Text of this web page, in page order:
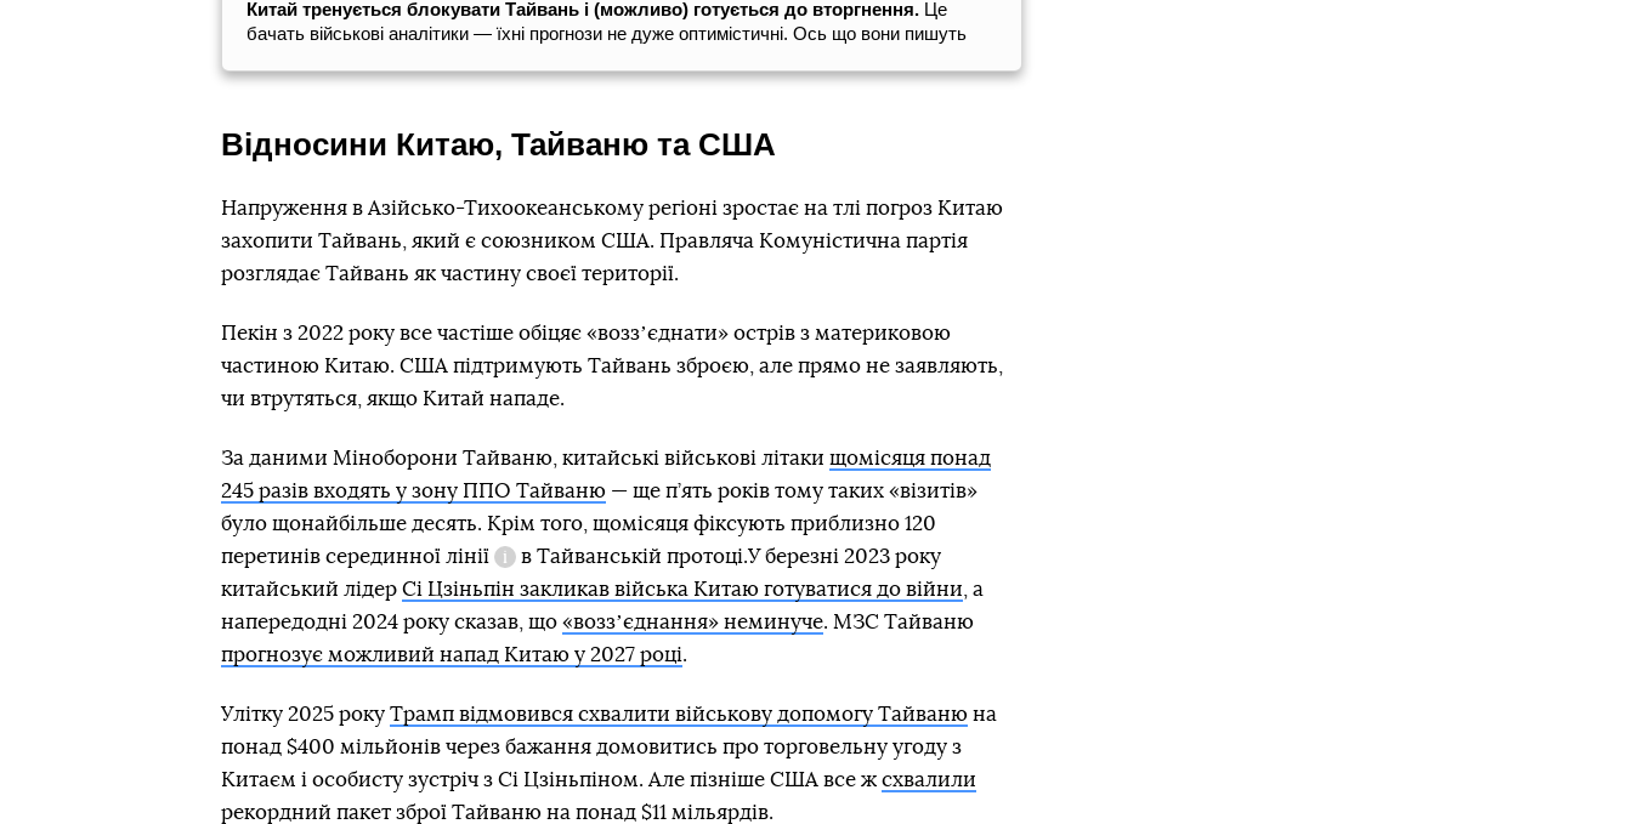
Китай тренується блокувати Тайвань і (можливо) готується до вторгнення. Це
бачать військові аналітики — їхні прогнози не дуже оптимістичні. Ось що вони пишуть
Відносини Китаю, Тайваню та США
Напруження в Азійсько-Тихоокеанському регіоні зростає на тлі погроз Китаю
захопити Тайвань, який є союзником США. Правляча Комуністична партія
розглядає Тайвань як частину своєї території.
Пекін з 2022 року все частіше обіцяє «воззʼєднати» острів з материковою
частиною Китаю. США підтримують Тайвань зброєю, але прямо не заявляють,
чи втрутяться, якщо Китай нападе.
За даними Міноборони Тайваню, китайські військові літаки щомісяця понад
245 разів входять у зону ППО Тайваню — ще п’ять років тому таких «візитів»
було щонайбільше десять. Крім того, щомісяця фіксують приблизно 120
перетинів серединної лінії
Довідка
в Тайванській протоці.У березні 2023 року
китайський лідер Сі Цзіньпін закликав війська Китаю готуватися до війни , а
напередодні 2024 року сказав, що «воззʼєднання» неминуче. МЗС Тайваню
прогнозує можливий напад Китаю у 2027 році.
Улітку 2025 року Трамп відмовився схвалити військову допомогу Тайваню на
понад $400 мільйонів через бажання домовитись про торговельну угоду з
Китаєм і особисту зустріч з Сі Цзіньпіном. Але пізніше США все ж схвалили
рекордний пакет зброї Тайваню на понад $11 мільярдів.